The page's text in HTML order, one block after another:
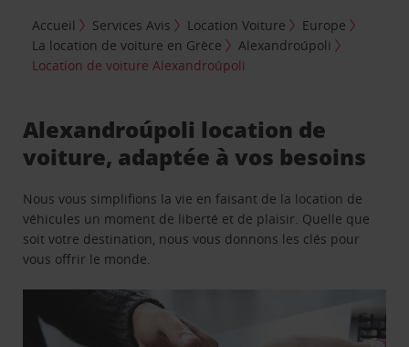
Accueil Services Avis Location Voiture
Europe
La location de voiture en Grèce
Alexandroúpoli
Location de voiture Alexandroúpoli
Alexandroúpoli location de
voiture, adaptée à vos besoins
Nous vous simplifions la vie en faisant de la location de
véhicules un moment de liberté et de plaisir. Quelle que
soit votre destination, nous vous donnons les clés pour
vous offrir le monde.